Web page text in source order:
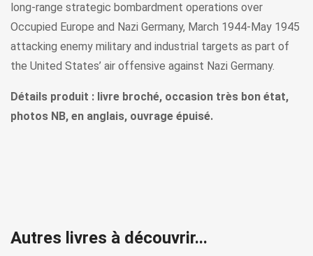
long-range strategic bombardment operations over
Occupied Europe and Nazi Germany, March 1944-May 1945
attacking enemy military and industrial targets as part of
the United States’ air offensive against Nazi Germany.
Détails produit : livre broché, occasion très bon état,
photos NB, en anglais, ouvrage épuisé.
Autres livres à découvrir...